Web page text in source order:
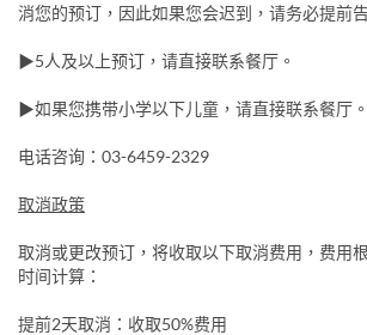
消您的预订，因此如果您会迟到，请务必提前
▶5人及以上预订，请直接联系餐厅。
▶如果您携带小学以下儿童，请直接联系餐厅。
电话咨询：03-6459-2329
取消政策
取消或更改预订，将收取以下取消费用，费用
时间计算：
提前2天取消：收取50%费用